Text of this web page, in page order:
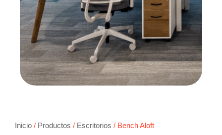
Inicio / Productos / Escritorios / Bench Aloft